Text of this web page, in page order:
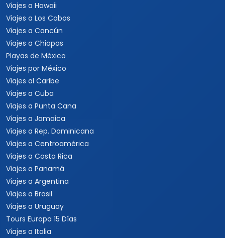
Viajes a Hawaii
Viajes a Los Cabos
Viajes a Cancún
Viajes a Chiapas
Playas de México
Viajes por México
Viajes al Caribe
Viajes a Cuba
Viajes a Punta Cana
Viajes a Jamaica
Viajes a Rep. Dominicana
Viajes a Centroamérica
Viajes a Costa Rica
Viajes a Panamá
Viajes a Argentina
Viajes a Brasil
Viajes a Uruguay
Tours Europa 15 Días
Viajes a Italia